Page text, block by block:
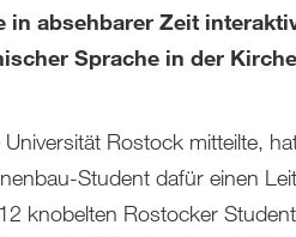
in absehbarer Zeit
Sprache in der
Universität Rostock mitteilte,
Student dafür einen
knobelten Rostocker